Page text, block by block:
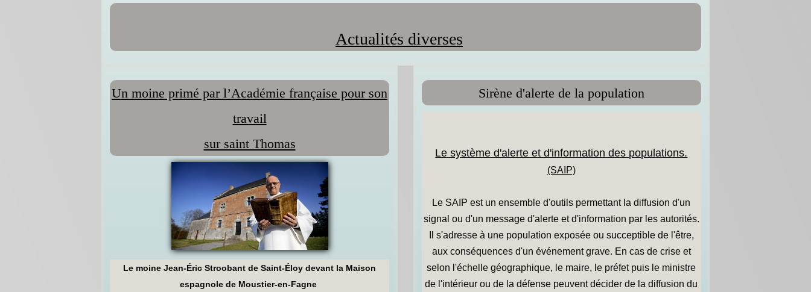
Actualités diverses
Un moine primé par l’Académie française pour son
travail
sur saint Thomas
Le moine Jean-Éric Stroobant de Saint-Éloy devant la Maison
espagnole de Moustier-en-Fagne
Sirène d'alerte de la population
Le système d'alerte et d'information des populations.
(SAIP)
Le SAIP est un ensemble d'outils permettant la diffusion d'un
signal ou d'un message d'alerte et d'information par les autorités.
Il s'adresse à une population exposée ou succeptible de l'être,
aux conséquences d'un événement grave. En cas de crise et
selon l'échelle géographique, le maire, le préfet puis le ministre
de l'intérieur ou de la défense peuvent décider de la diffusion du